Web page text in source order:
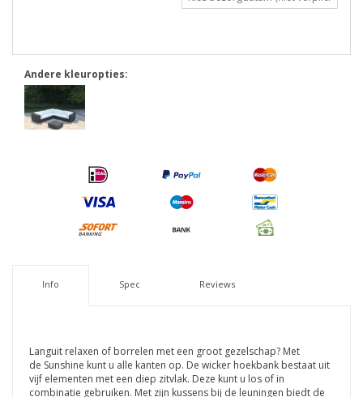
Andere kleuropties:
Info Spec Reviews
Languit relaxen of borrelen met een groot gezelschap? Met
de Sunshine kunt u alle kanten op. De wicker hoekbank bestaat uit
vijf elementen met een diep zitvlak. Deze kunt u los of in
combinatie gebruiken. Met zijn kussens bij de leuningen biedt de